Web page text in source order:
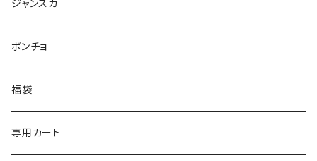
リブ
ノースリーブ
ポンチョ
ドッキング
カシュクール
ノースリーブ
スリット
フラワー柄
フェイクレザー
ボア
トレンチコート
シャツ
スウェット
ダンボール
バルーン
サテン
ジャンスカ
ポンチョ
福袋
専用カート